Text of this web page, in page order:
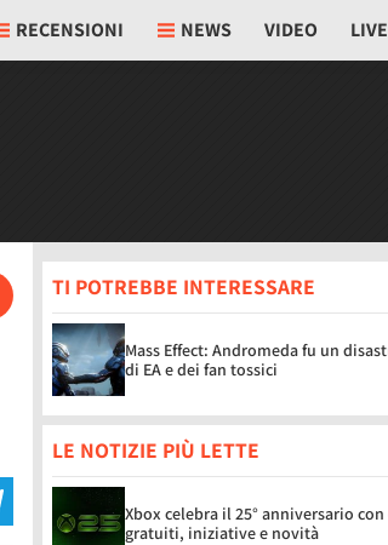
RECENSIONI NEWS VIDEO LIVE
TI POTREBBE INTERESSARE
Mass Effect: Andromeda fu un
di EA e dei fan tossici
LE NOTIZIE PIÙ LETTE
Xbox celebra il 25° anniversario
gratuiti, iniziative e novità